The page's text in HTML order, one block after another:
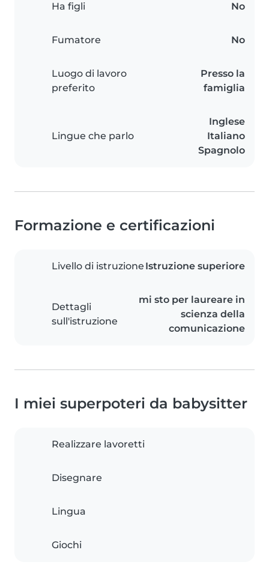
Ha figli No
Fumatore No
Luogo di lavoro
preferito
Presso la
famiglia
Lingue che parlo
Inglese
Italiano
Spagnolo
Formazione e certificazioni
Livello di istruzione Istruzione superiore
Dettagli
sull'istruzione
mi sto per laureare in
scienza della
comunicazione
I miei superpoteri da babysitter
Realizzare lavoretti
Disegnare
Lingua
Giochi